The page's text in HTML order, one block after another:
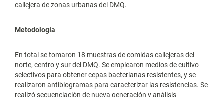
callejera de zonas urbanas del DMQ.
Metodología
En total se tomaron 18 muestras de comidas callejeras del
norte, centro y sur del DMQ. Se emplearon medios de cultivo
selectivos para obtener cepas bacterianas resistentes, y se
realizaron antibiogramas para caracterizar las resistencias. Se
realizó secuenciación de nueva generación y análisis